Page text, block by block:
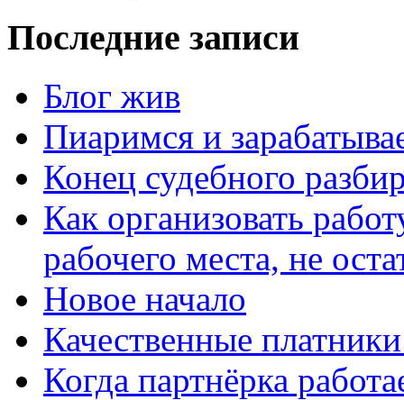
Последние записи
Блог жив
Пиаримся и
Конец судебного
Как организовать
рабочего места, не
Новое начало
Качественные
Когда партнёрка